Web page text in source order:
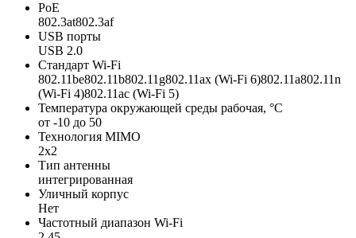
PoE
802.3at802.3af
USB порты
USB 2.0
Стандарт Wi-Fi
802.11be802.11b802.11g802.11ax (Wi-Fi 6)802.11a802.11n
(Wi-Fi 4)802.11ac (Wi-Fi 5)
Температура окружающей среды рабочая, °C
от -10 до 50
Технология MIMO
2x2
Тип антенны
интегрированная
Уличный корпус
Нет
Частотный диапазон Wi-Fi